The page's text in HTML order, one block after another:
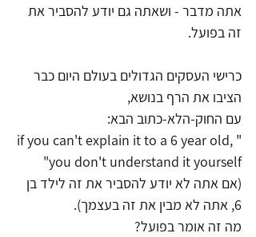
אתה מדבר - ושאתה גם יודע להסביר את
זה בפועל.
כרישי העסקים הגדולים בעולם היום כבר
הציבו את הרף בנושא,
עם החוק-הלא-כתוב הבא:
"if you can't explain it to a 6 year old,
you don't understand it yourself"
(אם אתה לא יודע להסביר את זה לילד בן
6, אתה לא מבין את זה בעצמך).
מה זה אומר בפועל?